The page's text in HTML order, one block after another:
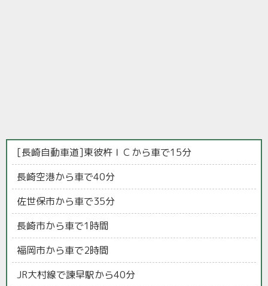
[長崎自動車道]東彼杵ＩＣから車で15分
長崎空港から車で40分
佐世保市から車で35分
長崎市から車で1時間
福岡市から車で2時間
JR大村線で諫早駅から40分